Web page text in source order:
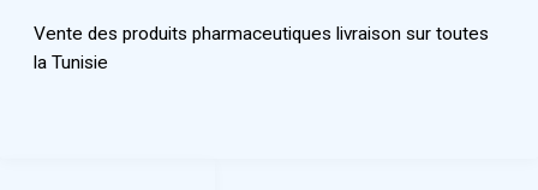
Vente des produits pharmaceutiques livraison sur toutes
la Tunisie